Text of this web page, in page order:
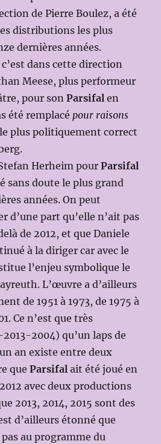
de Pierre Boulez, a été
distributions les plus
dernières années.
dans cette direction
Meese, plus performeur
pour sonParsifalen
été remplacépour raisons
plus politiquement correct
Herheim pourParsifal
sans doute le plus grand
années. On peut
d’une part qu’elle n’ait pas
de 2012, et que Daniele
à la diriger car avec le
l’enjeu symbolique le
L’œuvre a d’ailleurs
de 1951 à 1973, de 1975 à
Ce n’est que très
2004) qu’un laps de
an existe entre deux
queParsifal ait été joué en
avec deux productions
2013, 2014, 2015 sont des
d’ailleurs étonné que
au programme du